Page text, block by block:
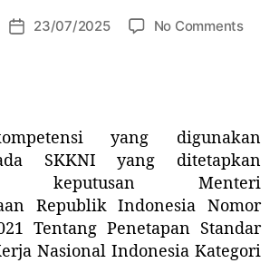
23/07/2025 No Comments
yang digunakan
SKKNI yang ditetapkan
keputusan Menteri
Republik Indonesia Nomor
Tentang Penetapan Standar
Nasional Indonesia Kategori